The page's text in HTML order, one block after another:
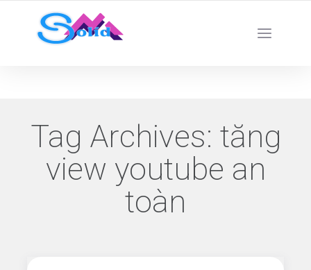
Best SMM Services
Tag Archives: tăng
view youtube an
toàn